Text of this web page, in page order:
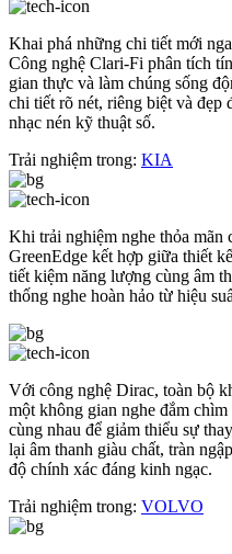
Khai phá những chi tiết mới
Công nghệ Clari-Fi phân tích
gian thực và làm chúng sống
chi tiết rõ nét, riêng biệt và đẹp
nhạc nén kỹ thuật số.
Trải nghiệm trong: KIA
Khi trải nghiệm nghe thỏa mãn
GreenEdge kết hợp giữa thiết
tiết kiệm năng lượng cùng âm
thống nghe hoàn hảo từ hiệu
Với công nghệ Dirac, toàn bộ
một không gian nghe đắm
cùng nhau để giảm thiểu sự
lại âm thanh giàu chất, tràn
độ chính xác đáng kinh ngạc.
Trải nghiệm trong: VOLVO